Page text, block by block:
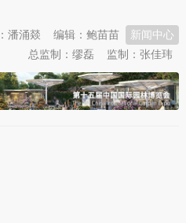
新闻中心
编辑：鲍苗苗
潘涌燚
监制：张佳玮
总监制：缪磊